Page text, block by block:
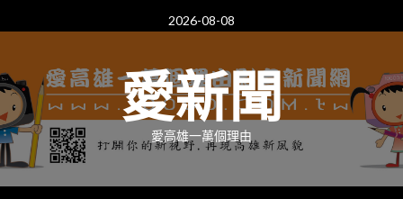
to
2026-08-08
愛新聞
愛高雄一萬個理由